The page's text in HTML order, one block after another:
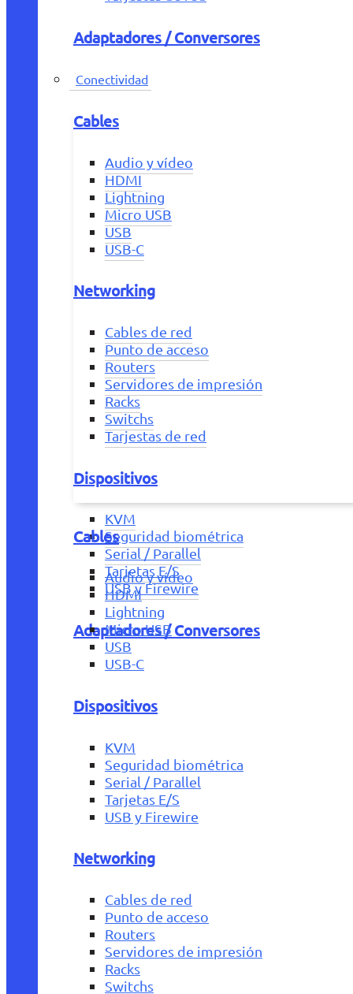
Adaptadores / Conversores
Conectividad
Cables
Audio y vídeo
HDMI
Lightning
Micro USB
USB
USB-C
Networking
Cables de red
Punto de acceso
Routers
Servidores de impresión
Racks
Switchs
Tarjestas de red
Dispositivos
KVM
Seguridad biométrica
Serial / Parallel
Tarjetas E/S
USB y Firewire
Adaptadores / Conversores
Cables
Audio y vídeo
HDMI
Lightning
Micro USB
USB
USB-C
Dispositivos
KVM
Seguridad biométrica
Serial / Parallel
Tarjetas E/S
USB y Firewire
Networking
Cables de red
Punto de acceso
Routers
Servidores de impresión
Racks
Switchs